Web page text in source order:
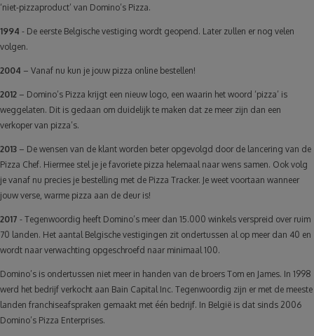
‘niet-pizzaproduct’ van Domino’s Pizza.
1994 - De eerste Belgische vestiging wordt geopend. Later zullen er nog velen
volgen.
2004 – Vanaf nu kun je jouw pizza online bestellen!
2012 – Domino’s Pizza krijgt een nieuw logo, een waarin het woord ‘pizza’ is
weggelaten. Dit is gedaan om duidelijk te maken dat ze meer zijn dan een
verkoper van pizza’s.
2013 – De wensen van de klant worden beter opgevolgd door de lancering van de
Pizza Chef. Hiermee stel je je favoriete pizza helemaal naar wens samen. Ook volg
je vanaf nu precies je bestelling met de Pizza Tracker. Je weet voortaan wanneer
jouw verse, warme pizza aan de deur is!
2017 - Tegenwoordig heeft Domino’s meer dan 15.000 winkels verspreid over ruim
70 landen. Het aantal Belgische vestigingen zit ondertussen al op meer dan 40 en
wordt naar verwachting opgeschroefd naar minimaal 100.
Domino’s is ondertussen niet meer in handen van de broers Tom en James. In 1998
werd het bedrijf verkocht aan Bain Capital Inc. Tegenwoordig zijn er met de meeste
landen franchiseafspraken gemaakt met één bedrijf. In België is dat sinds 2006
Domino’s Pizza Enterprises.